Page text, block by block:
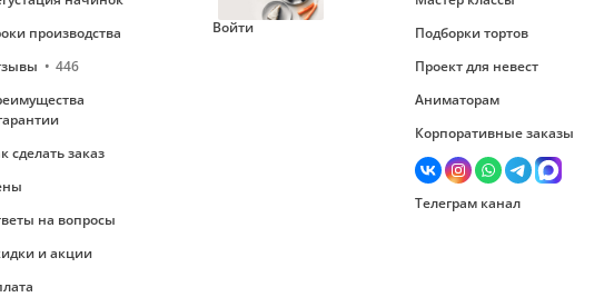
производства
446
сделать заказ
на вопросы
и акции
Войти
Подборки тортов
Проект для невест
Аниматорам
Корпоративные заказы
Телеграм канал